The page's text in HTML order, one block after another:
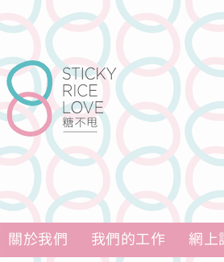
關於我們 我們的工作 網上